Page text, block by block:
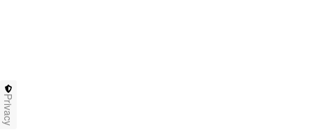
Privacy